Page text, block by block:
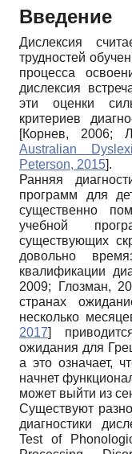
Введение
Дислексия
трудностей
процесса
дислексия
эти оценки
критериев
[Корнев, 2006;
Australian
Peterson, 2015].
Ранняя
программ для
существенно
учебной
существующих
довольно
квалификации
2009; Глозман,
странах
несколько
2017]
ожидания для
а это означает,
начнет
может выйти из
Существуют
диагностики
Test of